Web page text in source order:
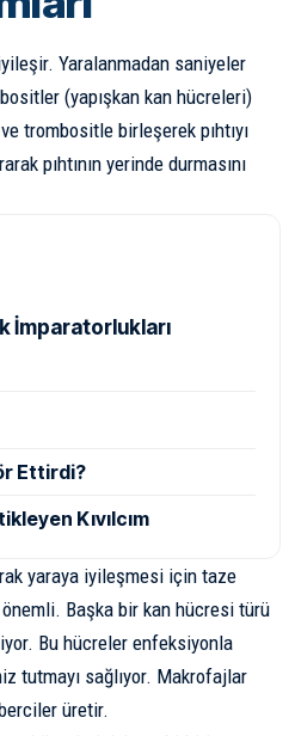
Yaralanmadan saniyeler
(yapışkan kan hücreleri)
trombositle birleşerek pıhtıyı
pıhtının yerinde durmasını
İmparatorlukları
Ettirdi?
Kıvılcım
yaraya iyileşmesi için taze
Başka bir kan hücresi türü
Bu hücreler enfeksiyonla
tutmayı sağlıyor. Makrofajlar
üretir.